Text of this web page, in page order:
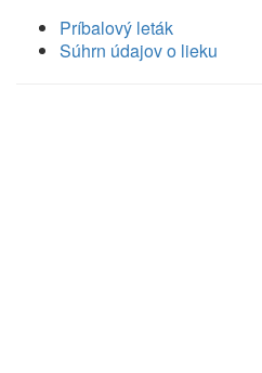
Príbalový leták
Súhrn údajov o lieku